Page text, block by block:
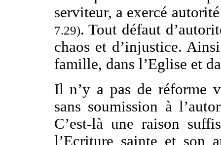
serviteur, a exercé
7.29). Tout défaut
chaos et d’injustice.
famille, dans l’Eglise et
Il n’y a pas de réforme
sans soumission à
C’est-là une raison
l’Ecriture sainte et son